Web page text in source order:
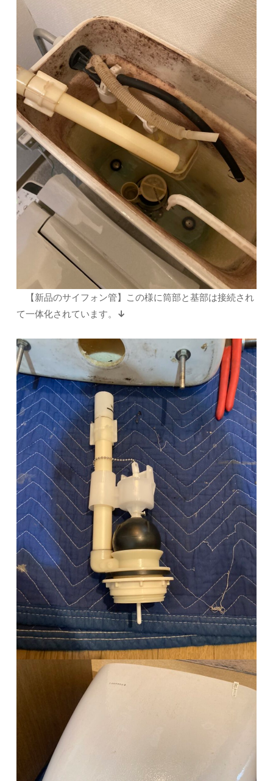
【新品のサイフォン管】この様に筒部と基部は接続され
て一体化されています。
↓